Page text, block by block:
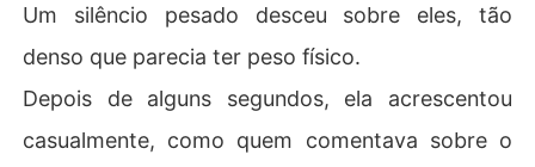
Um silêncio pesado desceu sobre eles, tão
denso que parecia ter peso físico.
Depois de alguns segundos, ela acrescentou
casualmente, como quem comentava sobre o